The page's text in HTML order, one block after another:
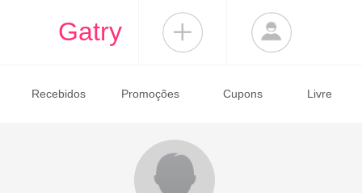
Gatry
Recebidos Promoções Cupons Livre